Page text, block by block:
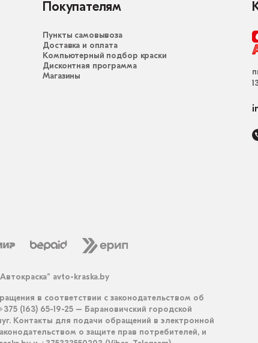
Покупателям
Пункты самовывоза
Доставка и оплата
Компьютерный подбор краски
Дисконтная программа
Магазины
avto-kraska.by
в соответствии с законодательством об
(163) 65-19-25 – Барановичский городской
Контакты для подачи обращений в электронной
о защите прав потребителей, и